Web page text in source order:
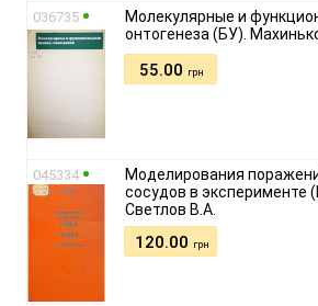
036735
Молекулярные и
онтогенеза (БУ).
55.00 грн
045334
Моделирования
сосудов в эксперименте
Светлов В.А.
120.00 грн